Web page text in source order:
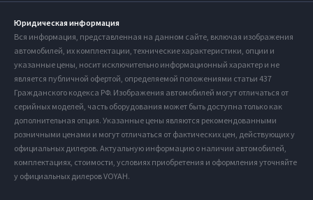
Юридическая информация
Вся информация, представленная на данном сайте, включая изображения
автомобилей, их комплектации, технические характеристики, опции и
указанные цены, носит исключительно информационный характер и не
является публичной офертой, определяемой положениями статьи 437
Гражданского кодекса РФ. Изображения автомобилей могут отличаться от
серийных моделей, часть оборудования может быть доступна только как
дополнительная опция. Указанные цены являются рекомендованными
розничными ценами и могут отличаться от фактических цен, действующих у
официальных дилеров. Актуальную информацию о наличии автомобилей,
комплектациях, стоимости, условиях приобретения и оформления уточняйте
у официальных дилеров VOYAH.